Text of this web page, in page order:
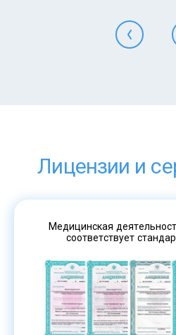
Лицензии и
Медицинская
соответствует